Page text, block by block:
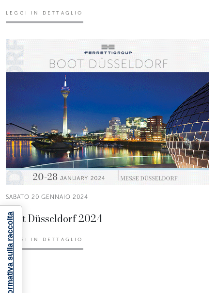
LEGGI IN DETTAGLIO
SABATO 20 GENNAIO 2024
Boot Düsseldorf 2024
LEGGI IN DETTAGLIO
Informativa sulla raccolta